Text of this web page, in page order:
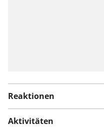
Reaktionen
Aktivitäten